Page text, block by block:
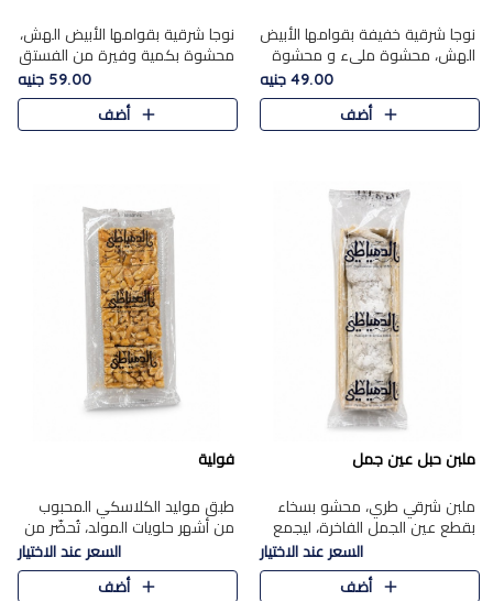
نوجا شرقية خفيفة بقوامها الأبيض
الهش، محشوة مليء و محشوة
بـكمية وفيرة من الفستق الفاخر
لتمنحك نكهة مكسرات غنية
وقرمشة مميزة في كل قطعة و
49.00 جنيه
أضف
نوجا شرقية بقوامها الأبيض الهش،
محشوة بكمية وفيرة من الفستق
الفاخر لتمنحك نكهة غنية وقرمشة
مميزة في كل قطعة، لتجربة تجمع
بين الفخامة والمذاق..
59.00 جنيه
أضف
ملبن حبل عين جمل
ملبن شرقي طري، محشو بسخاء
بقطع عين الجمل الفاخرة، ليجمع
بين القوام الناعم وقرمشة الجوز
في مذاق شرقي أصيل.
السعر عند الاختيار
أضف
فولية
طبق موليد الكلاسكي المحبوب
من أشهر حلويات المولد، تُحضّر من
فول سوداني محمص بعناية
ومغلف بطبقة رقيقة من السكر
المكرمل، لتمنحك قرمشة أصيلة
السعر عند الاختيار
أضف